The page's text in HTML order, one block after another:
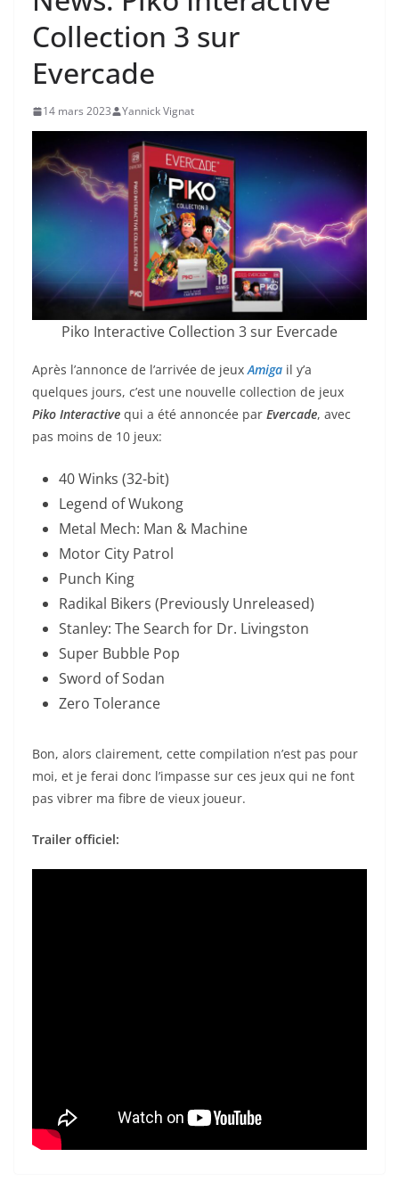
Collection 3 sur
Evercade
14 mars 2023 Yannick Vignat
Piko Interactive Collection 3 sur Evercade
Après l’annonce de l’arrivée de jeuxAmiga il y’a
quelques jours, c’est une nouvelle collection de jeux
Piko Interactive qui a été annoncée par Evercade, avec
pas moins de 10 jeux:
40 Winks (32-bit)
Legend of Wukong
Metal Mech: Man & Machine
Motor City Patrol
Punch King
Radikal Bikers (Previously Unreleased)
Stanley: The Search for Dr. Livingston
Super Bubble Pop
Sword of Sodan
Zero Tolerance
Bon, alors clairement, cette compilation n’est pas pour
moi, et je ferai donc l’impasse sur ces jeux qui ne font
pas vibrer ma fibre de vieux joueur.
Trailer officiel: